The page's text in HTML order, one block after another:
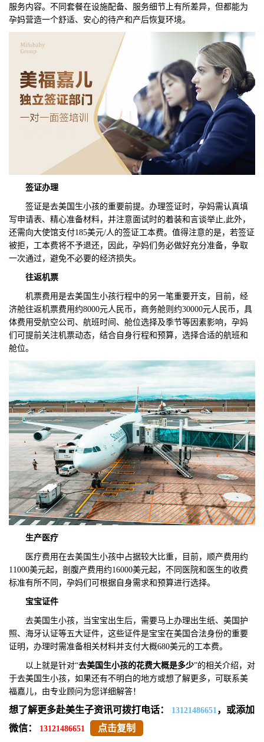
服务内容。不同套餐在设施配备、服务细节上有所差异，但都能为
孕妈营造一个舒适、安心的待产和产后恢复环境。
签证办理
签证是去美国生小孩的重要前提。办理签证时，孕妈需认真填
写申请表、精心准备材料，并注意面试时的着装和言谈举止,此外，
还需向大使馆支付185美元/人的签证工本费。值得注意的是，若签证
被拒，工本费将不予退还，因此，孕妈们务必做好充分准备，争取
一次通过，避免不必要的经济损失。
往返机票
机票费用是去美国生小孩行程中的另一笔重要开支，目前，经
济舱往返机票费用约8000元人民币，商务舱则约30000元人民币，具
体费用受航空公司、航班时间、舱位选择及季节等因素影响，孕妈
们可提前关注机票动态，结合自身行程和预算，选择合适的航班和
舱位。
生产医疗
医疗费用在去美国生小孩中占据较大比重，目前，顺产费用约
11000美元起，剖腹产费用约16000美元起，不同医院和医生的收费
标准有所不同，孕妈们可根据自身需求和预算进行选择。
宝宝证件
去美国生小孩，当宝宝出生后，需要马上办理出生纸、美国护
照、海牙认证等五大证件，这些证件是宝宝在美国合法身份的重要
证明，办理时需准备相关材料并支付大概680美元的工本费。
以上就是针对“去美国生小孩的花费大概是多少”的相关介绍，对
于去美国生小孩，如果还有不明白的地方或想了解更多，可联系美
福嘉儿，由专业顾问为您详细解答！
想了解更多赴美生子资讯可拨打电话： 13121486651 ，或添加
微信：
13121486651 点击复制